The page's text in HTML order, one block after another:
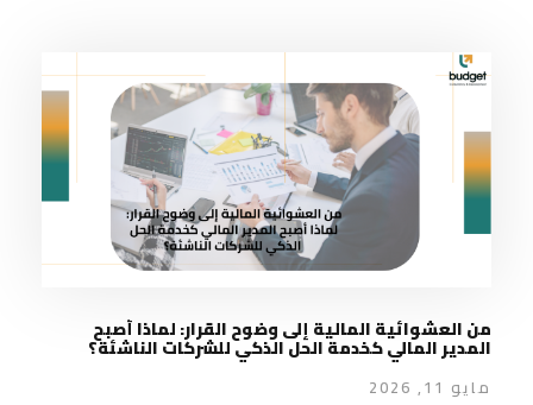
من العشوائية المالية إلى وضوح القرار: لماذا أصبح
المدير المالي كخدمة الحل الذكي للشركات الناشئة؟
مايو 11, 2026